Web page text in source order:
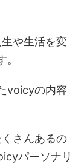
や生活を変
voicyの内容
さんあるの
パーソナリ